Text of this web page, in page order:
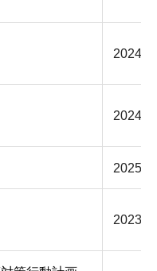
2024
2024
2025
2023